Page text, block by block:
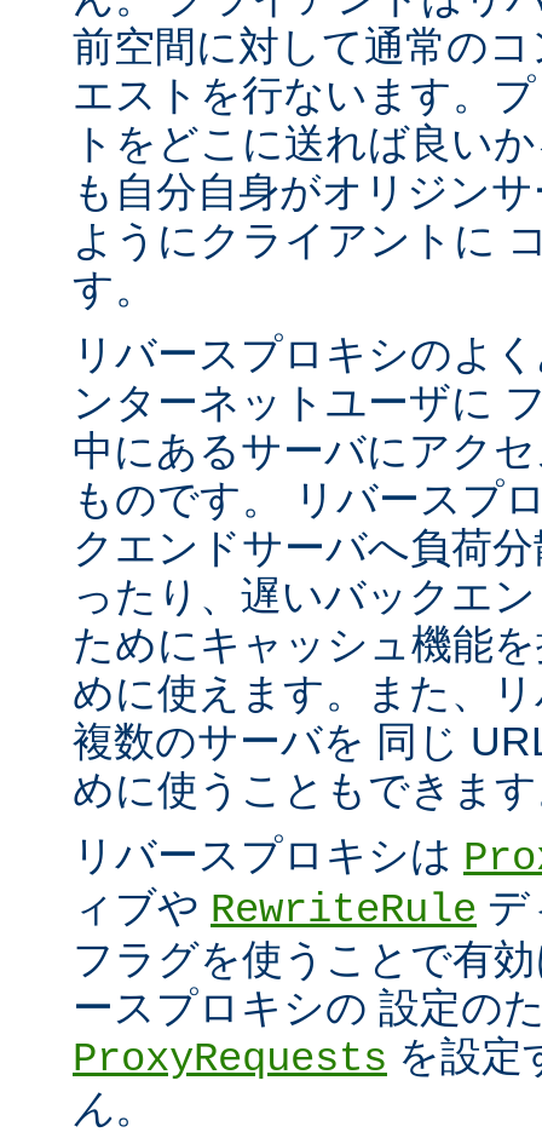
前空間に対して通常の
エストを行ないます。
トをどこに送れば良い
も自分自身がオリジン
ようにクライアントに
す。
リバースプロキシのよ
ンターネットユーザに
中にあるサーバにアク
ものです。 リバースプ
クエンドサーバへ負荷
ったり、遅いバックエ
ためにキャッシュ機能
めに使えます。また、
複数のサーバを 同じ
めに使うこともできま
リバースプロキシは
ィブや RewriteRule
フラグを使うことで有
ースプロキシの 設定の
ProxyRequests を設定
ん。